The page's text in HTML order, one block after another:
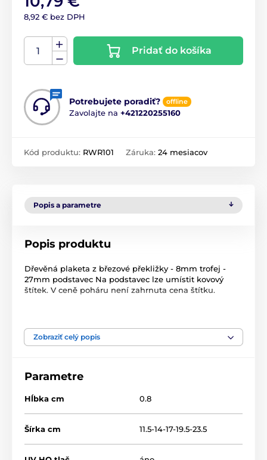
8,92 € bez DPH
Pridať do košíka
Potrebujete poradiť? offline
Zavolajte na +421220255160
Kód produktu: RWR101 Záruka: 24 mesiacov
Popis a parametre
Popis produktu
Dřevěná plaketa z březové překližky - 8mm trofej -
27mm podstavec Na podstavec lze umístit kovový
štítek. V ceně poháru není zahrnuta cena štítku.
Futbal Drevené trofeje RW
Zobraziť celý popis
Parametre
Hĺbka cm 0.8
Šírka cm 11.5-14-17-19.5-23.5